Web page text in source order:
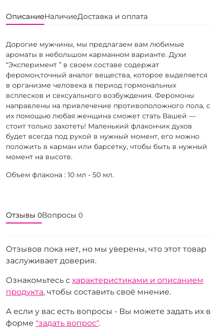
ОписаниеНаличиеДоставка и оплата
Дорогие мужчины, мы предлагаем вам любимые
ароматы в небольшом карманном варианте. Духи
“Эксперимент ” в своем составе содержат
феромон,точный аналог вещества, которое выделяется
в организме человека в период гормональных
всплесков и сексуального возбуждения. Феромоны
направлены на привлечение противоположного пола, с
их помощью любая женщина сможет стать Вашей —
стоит только захотеть! Маленький флакончик духов
будет всегда под рукой в нужный момент, его можно
положить в карман или барсетку, чтобы быть в нужный
момент на высоте.
Объем флакона : 10 мл - 50 мл.
Отзывы 0Вопросы 0
Отзывов пока нет, но мы уверены, что этот товар
заслуживает доверия.
Ознакомьтесь с характеристиками и описанием
продукта, чтобы составить своё мнение.
А если у вас есть вопросы - Вы можете задать их в
форме "задать вопрос".